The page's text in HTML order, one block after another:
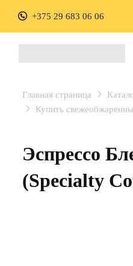
+375 29 683 06 06
Главная страница
Купить
Эспрессо
(Specialty